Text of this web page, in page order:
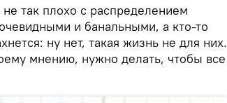
так плохо с распределением
и банальными, а кто-то
ну нет, такая жизнь не для них.
мнению, нужно делать, чтобы все